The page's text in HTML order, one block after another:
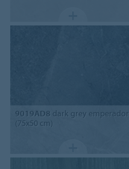
9019AD8 dark grey emperador
(75x50 cm)